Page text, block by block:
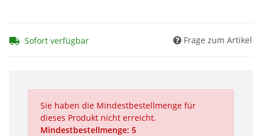
Sofort verfügbar Frage zum Artikel
Sie haben die Mindestbestellmenge für
dieses Produkt nicht erreicht.
Mindestbestellmenge: 5